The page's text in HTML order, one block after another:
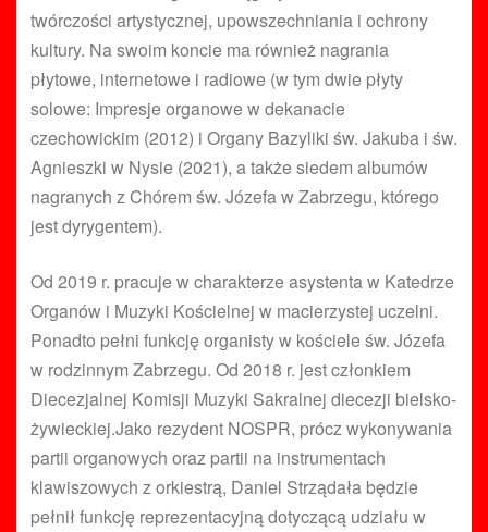
twórczości artystycznej, upowszechniania i ochrony
kultury. Na swoim koncie ma również nagrania
płytowe, internetowe i radiowe (w tym dwie płyty
solowe: Impresje organowe w dekanacie
czechowickim (2012) i Organy Bazyliki św. Jakuba i św.
Agnieszki w Nysie (2021), a także siedem albumów
nagranych z Chórem św. Józefa w Zabrzegu, którego
jest dyrygentem).
Od 2019 r. pracuje w charakterze asystenta w Katedrze
Organów i Muzyki Kościelnej w macierzystej uczelni.
Ponadto pełni funkcję organisty w kościele św. Józefa
w rodzinnym Zabrzegu. Od 2018 r. jest członkiem
Diecezjalnej Komisji Muzyki Sakralnej diecezji bielsko-
żywieckiej.Jako rezydent NOSPR, prócz wykonywania
partii organowych oraz partii na instrumentach
klawiszowych z orkiestrą, Daniel Strządała będzie
pełnił funkcję reprezentacyjną dotyczącą udziału w